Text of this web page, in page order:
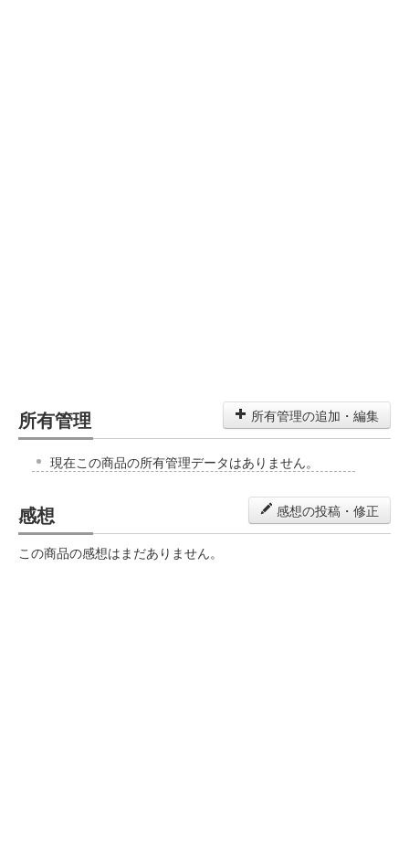
所有管理 所有管理の追加・編集
現在この商品の所有管理データはありません。
感想 感想の投稿・修正
この商品の感想はまだありません。